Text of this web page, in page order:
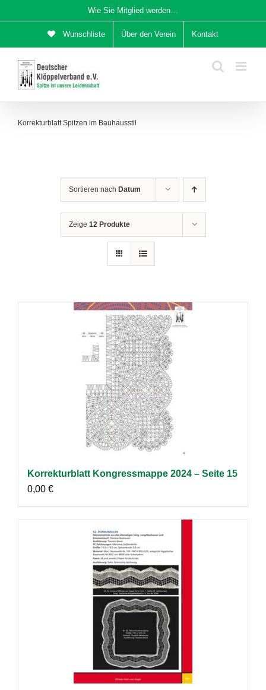
Inhalt
Wie Sie Mitglied werden…
Wunschliste Über den Verein Kontakt
Korrekturblatt Spitzen im Bauhausstil
Sortieren nach Datum
Zeige 12 Produkte
Korrekturblatt Kongressmappe 2024 – Seite 15
0,00 €